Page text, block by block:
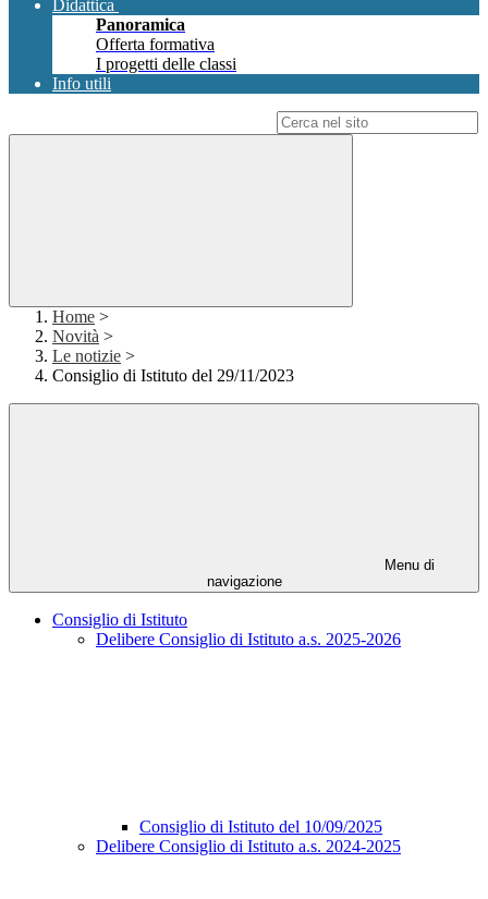
Didattica
Panoramica
Offerta formativa
I progetti delle classi
Info utili
Home >
Novità >
Le notizie >
Consiglio di Istituto del 29/11/2023
Menu di
navigazione
Consiglio di Istituto
Delibere Consiglio di Istituto a.s. 2025-2026
Consiglio di Istituto del 10/09/2025
Delibere Consiglio di Istituto a.s. 2024-2025